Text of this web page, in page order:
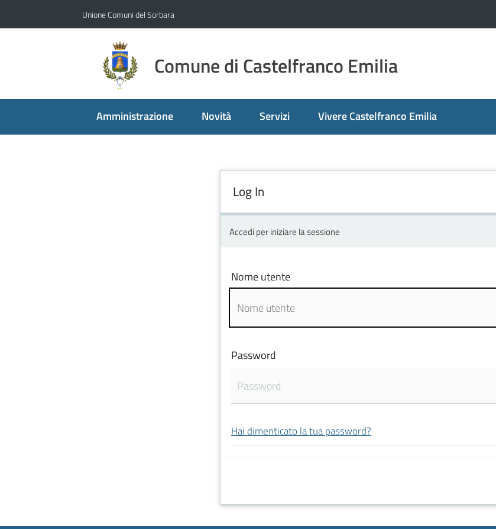
Unione Comuni del Sorbara
Comune di Castelfranco Emilia
Amministrazione Novità Servizi Vivere Castelfranco Emilia
Log In
Accedi per iniziare la sessione
Nome utente
Password
Hai dimenticato la tua password?